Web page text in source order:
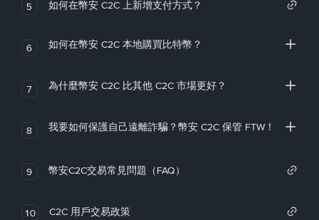
5 如何在幣安 C2C 上新增支付方式？
6 如何在幣安 C2C 本地購買比特幣？
7 為什麼幣安 C2C 比其他 C2C 市場更好？
8 我要如何保護自己遠離詐騙？幣安 C2C 保管 FTW！
9 幣安C2C交易常見問題（FAQ）
10 C2C 用戶交易政策